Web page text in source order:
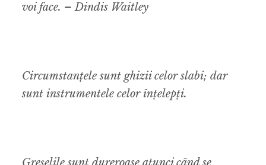
voi face. – Dindis Waitley
Circumstanțele sunt ghizii celor slabi; dar
sunt instrumentele celor înțelepți.